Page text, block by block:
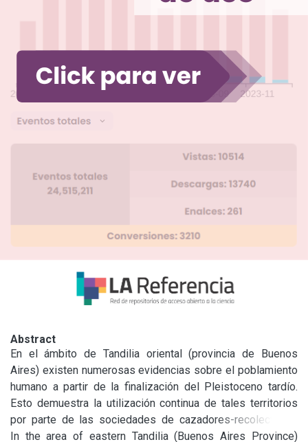
Abstract
En el ámbito de Tandilia oriental (provincia de Buenos
Aires) existen numerosas evidencias sobre el poblamiento
humano a partir de la finalización del Pleistoceno tardío.
Esto demuestra la utilización continua de tales territorios
por parte de las sociedades de cazadores-recolectores.
Los contextos arqueológicos de estas poblaciones se
In the area of eastern Tandilia (Buenos Aires Province)